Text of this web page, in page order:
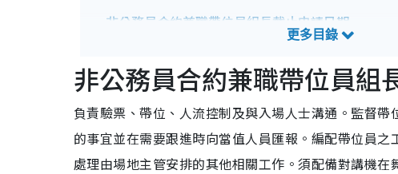
非公務員合約兼職帶位員組長截止申請日期
非公務員合約兼職帶位員組
負責驗票、帶位、人流控制及與入場人士溝通。監督
的事宜並在需要跟進時向當值人員匯報。編配帶位員
處理由場地主管安排的其他相關工作。須配備對講機